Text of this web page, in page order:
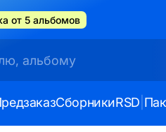
от 5 альбомов
СборникиRSD